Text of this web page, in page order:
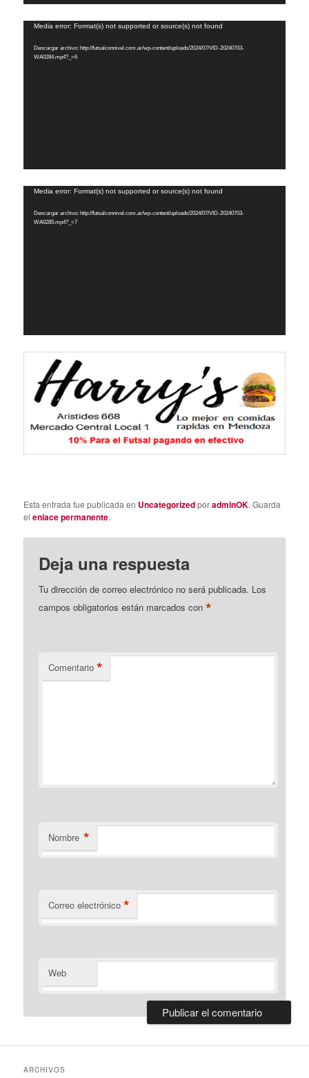
Reproductor
vídeo
Media error: Format(s) not supported or source(s) not found
Descargar archivo: http://futsalconnivel.com.ar/wp-content/uploads/2024/07/VID-20240703-
WA0284.mp4?_=6
Reproductor
vídeo
Media error: Format(s) not supported or source(s) not found
Descargar archivo: http://futsalconnivel.com.ar/wp-content/uploads/2024/07/VID-20240703-
WA0285.mp4?_=7
Esta entrada fue publicada en UncategorizedporadminOK. Guarda
elenlace permanente.
Deja una respuesta
Tu dirección de correo electrónico no será publicada. Los
campos obligatorios están marcados con*
Comentario *
Nombre *
Correo electrónico *
Web
ARCHIVOS